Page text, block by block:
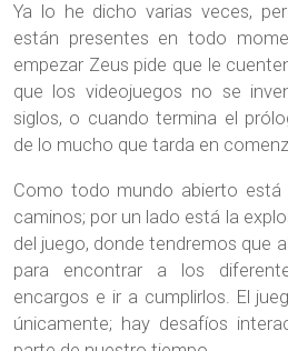
Ya lo he dicho varias veces,
están presentes en todo
empezar Zeus pide que le
que los videojuegos no se
siglos, o cuando termina el
de lo mucho que tarda en
Como todo mundo abierto está
caminos; por un lado está la
del juego, donde tendremos que
para encontrar a los
encargos e ir a cumplirlos. El
únicamente; hay desafíos